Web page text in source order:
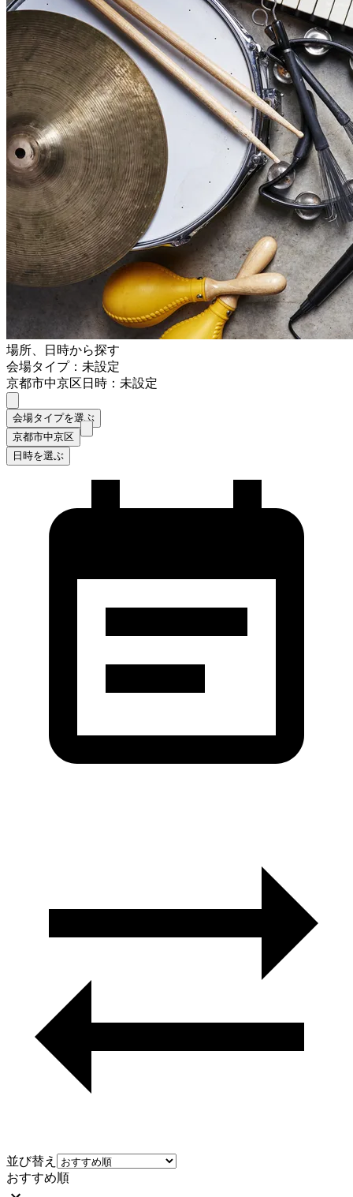
場所、日時から探す
会場タイプ：未設定
京都市中京区日時：未設定
会場タイプを選ぶ
京都市中京区
日時を選ぶ
並び替え
おすすめ順